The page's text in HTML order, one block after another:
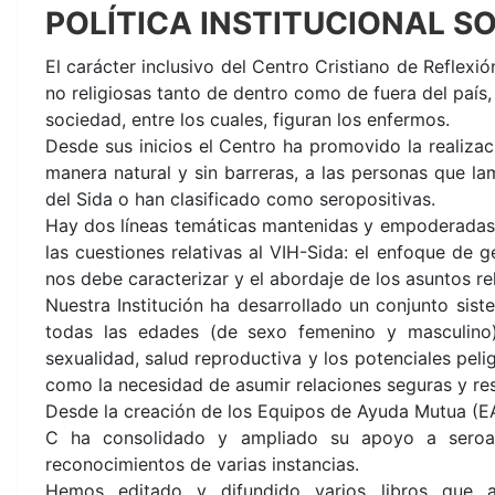
POLÍTICA INSTITUCIONAL
El carácter inclusivo del Centro Cristiano de
no religiosas tanto de dentro como de fuera del
sociedad, entre los cuales, figuran los enfermos.
Desde sus inicios el Centro ha promovido la
manera natural y sin barreras, a las personas que
del Sida o han clasificado como seropositivas.
Hay dos líneas temáticas mantenidas y
las cuestiones relativas al VIH-Sida: el enfoque de
nos debe caracterizar y el abordaje de los asuntos
Nuestra Institución ha desarrollado un conjunto
todas las edades (de sexo femenino y
sexualidad, salud reproductiva y los potenciales
como la necesidad de asumir relaciones seguras y
Desde la creación de los Equipos de Ayuda Mutua
C ha consolidado y ampliado su apoyo a
reconocimientos de varias instancias.
Hemos editado y difundido varios libros que